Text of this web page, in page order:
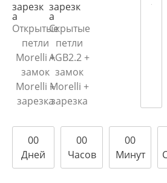
Открытые
петли
Morelli +
замок
Morelli +
зарезка
Скрытые
петли
AGB2.2 +
замок
Morelli +
зарезка
00
Дней
00
Часов
00
Минут